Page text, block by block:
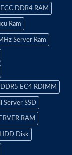
DDR4 RAM
Ram
Server Ram
DDR5 EC4 RDIMM
Server SSD
RAM
Disk